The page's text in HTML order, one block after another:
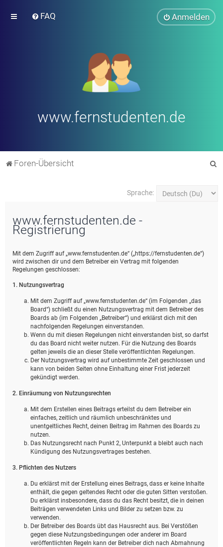
FAQ Anmelden
www.fernstudenten.de
Foren-Übersicht
Sprache:
www.fernstudenten.de -
Registrierung
Mit dem Zugriff auf „www.fernstudenten.de“ („https://fernstudenten.de“)
wird zwischen dir und dem Betreiber ein Vertrag mit folgenden
Regelungen geschlossen:
1. Nutzungsvertrag
Mit dem Zugriff auf „www.fernstudenten.de“ (im Folgenden „das
Board“) schließt du einen Nutzungsvertrag mit dem Betreiber des
Boards ab (im Folgenden „Betreiber“) und erklärst dich mit den
nachfolgenden Regelungen einverstanden.
Wenn du mit diesen Regelungen nicht einverstanden bist, so darfst
du das Board nicht weiter nutzen. Für die Nutzung des Boards
gelten jeweils die an dieser Stelle veröffentlichten Regelungen.
Der Nutzungsvertrag wird auf unbestimmte Zeit geschlossen und
kann von beiden Seiten ohne Einhaltung einer Frist jederzeit
gekündigt werden.
2. Einräumung von Nutzungsrechten
Mit dem Erstellen eines Beitrags erteilst du dem Betreiber ein
einfaches, zeitlich und räumlich unbeschränktes und
unentgeltliches Recht, deinen Beitrag im Rahmen des Boards zu
nutzen.
Das Nutzungsrecht nach Punkt 2, Unterpunkt a bleibt auch nach
Kündigung des Nutzungsvertrages bestehen.
3. Pflichten des Nutzers
Du erklärst mit der Erstellung eines Beitrags, dass er keine Inhalte
enthält, die gegen geltendes Recht oder die guten Sitten verstoßen.
Du erklärst insbesondere, dass du das Recht besitzt, die in deinen
Beiträgen verwendeten Links und Bilder zu setzen bzw. zu
verwenden.
Der Betreiber des Boards übt das Hausrecht aus. Bei Verstößen
gegen diese Nutzungsbedingungen oder anderer im Board
veröffentlichten Regeln kann der Betreiber dich nach Abmahnung